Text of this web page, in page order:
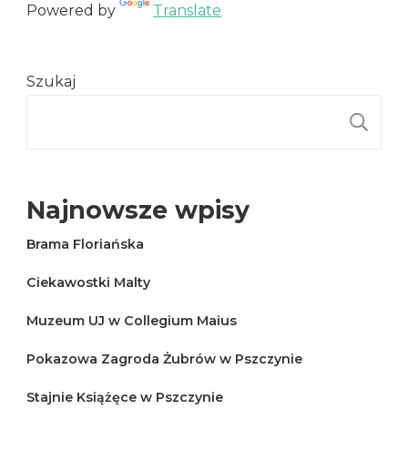
Powered by Translate
Szukaj
Najnowsze wpisy
Brama Floriańska
Ciekawostki Malty
Muzeum UJ w Collegium Maius
Pokazowa Zagroda Żubrów w Pszczynie
Stajnie Książęce w Pszczynie